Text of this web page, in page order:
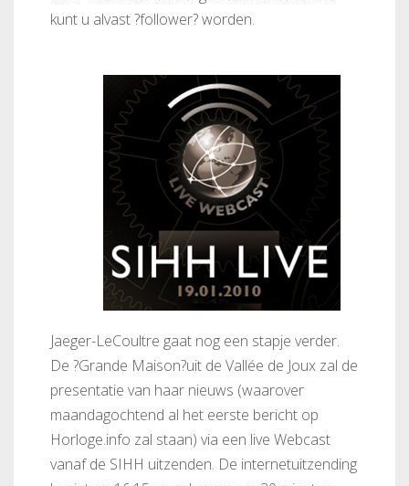
kunt u alvast ?follower? worden.
Jaeger-LeCoultre gaat nog een stapje verder.
De ?Grande Maison?uit de Vallée de Joux zal de
presentatie van haar nieuws (waarover
maandagochtend al het eerste bericht op
Horloge.info zal staan) via een live Webcast
vanaf de SIHH uitzenden. De internetuitzending